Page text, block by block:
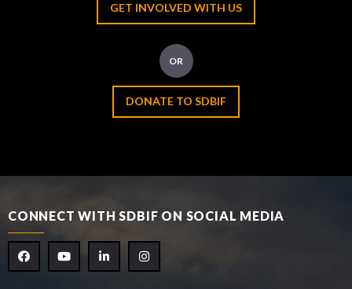
GET INVOLVED WITH US
OR
DONATE TO SDBIF
CONNECT WITH SDBIF ON SOCIAL MEDIA